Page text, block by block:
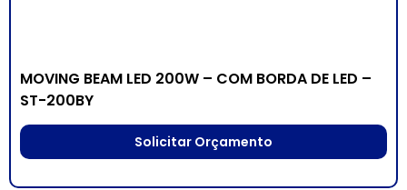
MOVING BEAM LED 200W – COM BORDA DE LED –
ST-200BY
Solicitar Orçamento